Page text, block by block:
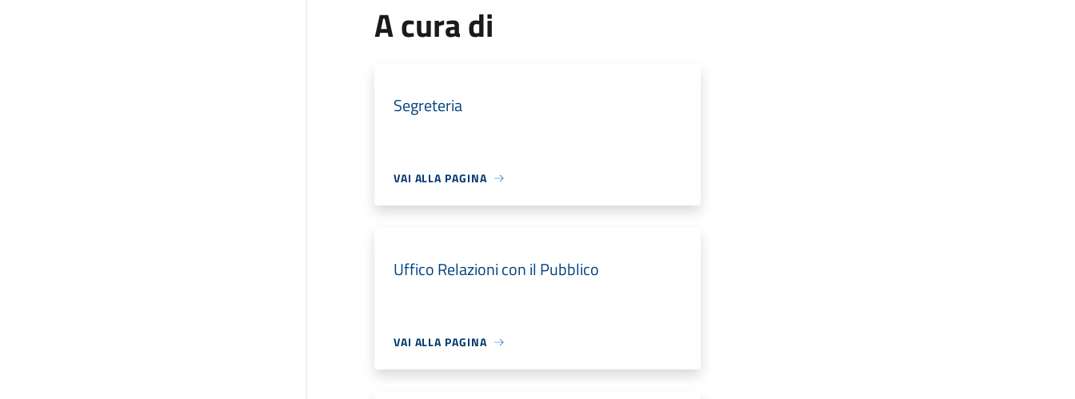
A cura di
Segreteria
VAI ALLA PAGINA
Uffico Relazioni con il Pubblico
VAI ALLA PAGINA